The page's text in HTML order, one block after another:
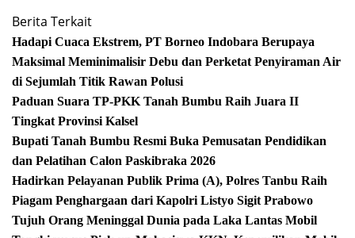
Berita Terkait
Hadapi Cuaca Ekstrem, PT Borneo Indobara Berupaya
Maksimal Meminimalisir Debu dan Perketat Penyiraman Air
di Sejumlah Titik Rawan Polusi
Paduan Suara TP-PKK Tanah Bumbu Raih Juara II
Tingkat Provinsi Kalsel
Bupati Tanah Bumbu Resmi Buka Pemusatan Pendidikan
dan Pelatihan Calon Paskibraka 2026
Hadirkan Pelayanan Publik Prima (A), Polres Tanbu Raih
Piagam Penghargaan dari Kapolri Listyo Sigit Prabowo
Tujuh Orang Meninggal Dunia pada Laka Lantas Mobil